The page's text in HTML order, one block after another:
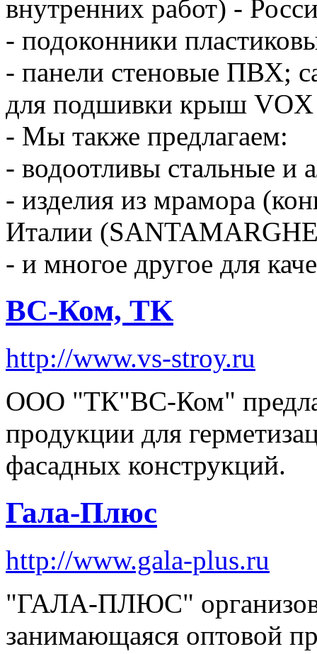
внутренних работ) -
- подоконники
- панели стеновые ПВХ;
для подшивки крыш
- Мы также предлагаем:
- водоотливы стальные и
- изделия из мрамора
Италии
- и многое другое для
ВС-Ком, TK
http://www.vs-stroy.ru
ООО "ТК"ВС-Ком"
продукции для
фасадных конструкций.
Гала-Плюс
http://www.gala-plus.ru
"ГАЛА-ПЛЮС"
занимающаяся оптовой